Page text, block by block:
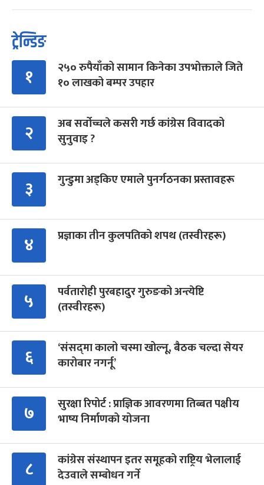
ट्रेन्डिङ
१
२५० रुपैयाँको सामान किनेका उपभोक्ताले जिते
१० लाखको बम्पर उपहार
२
अब सर्वोच्चले कसरी गर्छ कांग्रेस विवादको
सुनुवाइ ?
३ गुन्डुमा अड्किए एमाले पुनर्गठनका प्रस्तावहरू
४ प्रज्ञाका तीन कुलपतिको शपथ (तस्वीरहरू)
५
पर्वतारोही पुरबहादुर गुरुङको अन्त्येष्टि
(तस्वीरहरू)
६
‘संसद्‍मा कालो चस्मा खोल्नू, बैठक चल्दा सेयर
कारोबार नगर्नू’
७
सुरक्षा रिपोर्ट : प्राज्ञिक आवरणमा तिब्बत पक्षीय
भाष्य निर्माणको योजना
८
कांग्रेस संस्थापन इतर समूहको राष्ट्रिय भेलालाई
देउवाले सम्बोधन गर्ने